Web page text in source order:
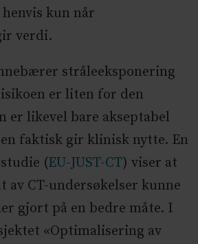
kun når
verdi.
stråleeksponering
er liten for den
er likevel bare akseptabel
faktisk gir klinisk nytte. En
(EU-JUST-CT) viser at
av CT-undersøkelser kunne
gjort på en bedre måte. I
«Optimalisering av